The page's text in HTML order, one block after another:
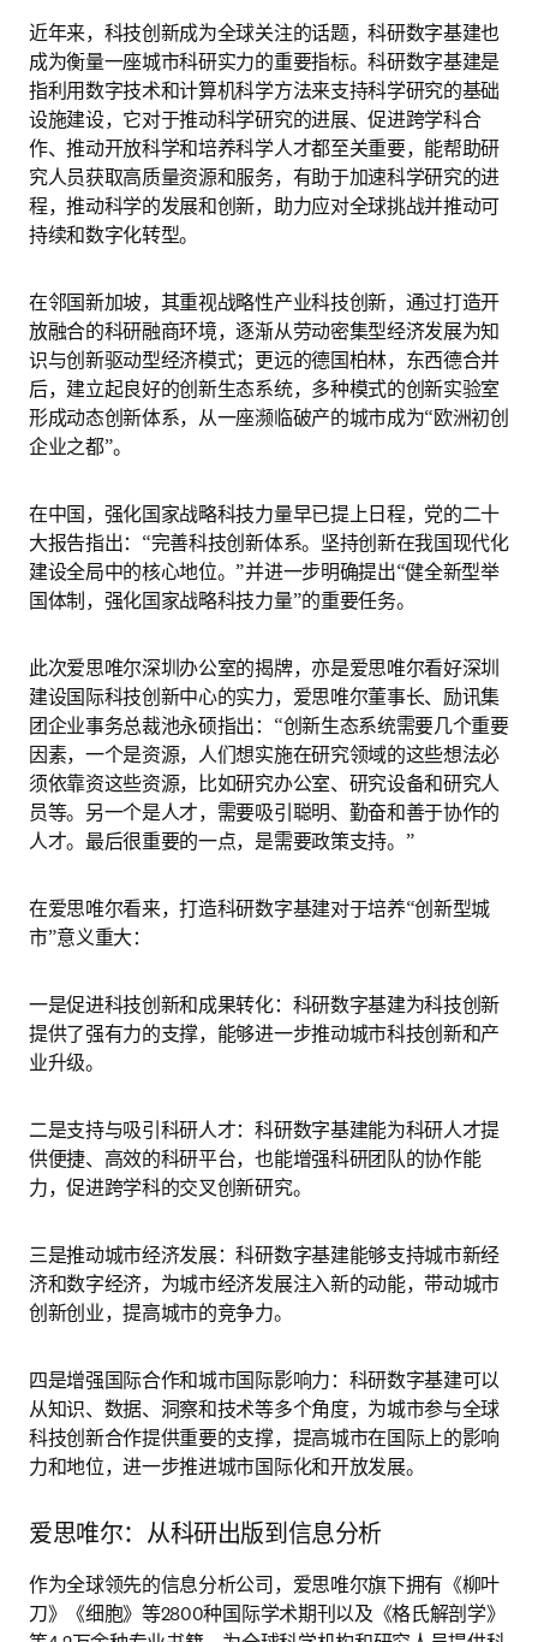
近年来，科技创新成为全球关注的话题，科研数字基建也
成为衡量一座城市科研实力的重要指标。科研数字基建是
指利用数字技术和计算机科学方法来支持科学研究的基础
设施建设，它对于推动科学研究的进展、促进跨学科合
作、推动开放科学和培养科学人才都至关重要，能帮助研
究人员获取高质量资源和服务，有助于加速科学研究的进
程，推动科学的发展和创新，助力应对全球挑战并推动可
持续和数字化转型。
在邻国新加坡，其重视战略性产业科技创新，通过打造开
放融合的科研融商环境，逐渐从劳动密集型经济发展为知
识与创新驱动型经济模式；更远的德国柏林，东西德合并
后，建立起良好的创新生态系统，多种模式的创新实验室
形成动态创新体系，从一座濒临破产的城市成为“欧洲初创
企业之都”。
在中国，强化国家战略科技力量早已提上日程，党的二十
大报告指出：“完善科技创新体系。坚持创新在我国现代化
建设全局中的核心地位。”并进一步明确提出“健全新型举
国体制，强化国家战略科技力量”的重要任务。
此次爱思唯尔深圳办公室的揭牌，亦是爱思唯尔看好深圳
建设国际科技创新中心的实力，爱思唯尔董事长、励讯集
团企业事务总裁池永硕指出：“创新生态系统需要几个重要
因素，一个是资源，人们想实施在研究领域的这些想法必
须依靠资这些资源，比如研究办公室、研究设备和研究人
员等。另一个是人才，需要吸引聪明、勤奋和善于协作的
人才。最后很重要的一点，是需要政策支持。”
在爱思唯尔看来，打造科研数字基建对于培养“创新型城
市”意义重大：
一是促进科技创新和成果转化：科研数字基建为科技创新
提供了强有力的支撑，能够进一步推动城市科技创新和产
业升级。
二是支持与吸引科研人才：科研数字基建能为科研人才提
供便捷、高效的科研平台，也能增强科研团队的协作能
力，促进跨学科的交叉创新研究。
三是推动城市经济发展：科研数字基建能够支持城市新经
济和数字经济，为城市经济发展注入新的动能，带动城市
创新创业，提高城市的竞争力。
四是增强国际合作和城市国际影响力：科研数字基建可以
从知识、数据、洞察和技术等多个角度，为城市参与全球
科技创新合作提供重要的支撑，提高城市在国际上的影响
力和地位，进一步推进城市国际化和开放发展。
爱思唯尔：从科研出版到信息分析
作为全球领先的信息分析公司，爱思唯尔旗下拥有《柳叶
刀》《细胞》等2800种国际学术期刊以及《格氏解剖学》